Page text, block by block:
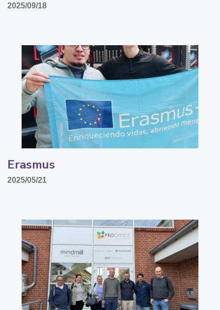
2025/09/18
Erasmus
2025/05/21